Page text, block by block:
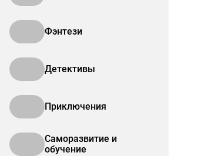
Фэнтези
Детективы
Приключения
Саморазвитие и
обучение